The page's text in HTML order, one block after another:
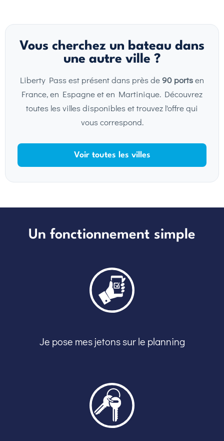
Vous cherchez un bateau dans
une autre ville ?
Liberty Pass est présent dans près de90 portsen
France, en Espagne et en Martinique. Découvrez
toutes les villes disponibles et trouvez l'offre qui
vous correspond.
Voir toutes les villes
Un fonctionnement simple
Je pose mes jetons sur le planning